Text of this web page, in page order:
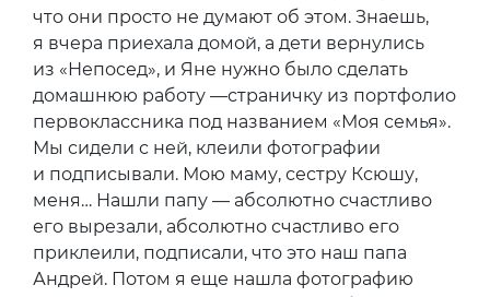
что они просто не думают об этом. Знаешь,
я вчера приехала домой, а дети вернулись
из «Непосед», и Яне нужно было сделать
домашнюю работу —страничку из портфолио
первоклассника под названием «Моя семья».
Мы сидели с ней, клеили фотографии
и подписывали. Мою маму, сестру Ксюшу,
меня… Нашли папу — абсолютно счастливо
его вырезали, абсолютно счастливо его
приклеили, подписали, что это наш папа
Андрей. Потом я еще нашла фотографию